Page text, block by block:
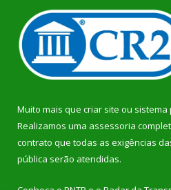
Muito mais que criar site ou sistema
Realizamos uma assessoria
contrato que todas as exigências
pública serão atendidas.